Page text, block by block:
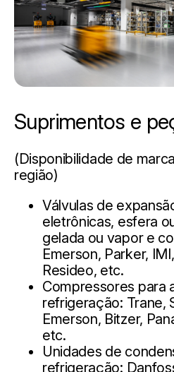
Suprimentos e
(Disponibilidade de
região)
Válvulas de
eletrônicas, esfera
gelada ou vapor e
Emerson, Parker,
Resideo, etc.
Compressores para
refrigeração: Trane,
Emerson, Bitzer,
etc.
Unidades de
refrigeração: